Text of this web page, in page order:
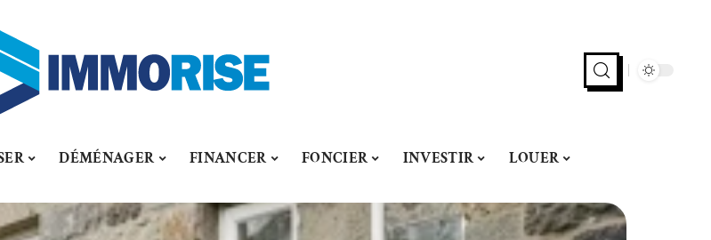
DÉMÉNAGER FINANCER FONCIER INVESTIR LOUER